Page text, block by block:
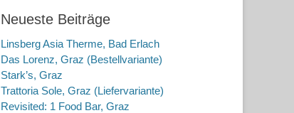
Neueste Beiträge
Linsberg Asia Therme, Bad Erlach
Das Lorenz, Graz (Bestellvariante)
Stark’s, Graz
Trattoria Sole, Graz (Liefervariante)
Revisited: 1 Food Bar, Graz